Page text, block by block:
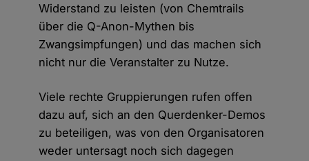
Widerstand zu leisten (von Chemtrails
über die Q-Anon-Mythen bis
Zwangsimpfungen) und das machen sich
nicht nur die Veranstalter zu Nutze.
Viele rechte Gruppierungen rufen offen
dazu auf, sich an den Querdenker-Demos
zu beteiligen, was von den Organisatoren
weder untersagt noch sich dagegen